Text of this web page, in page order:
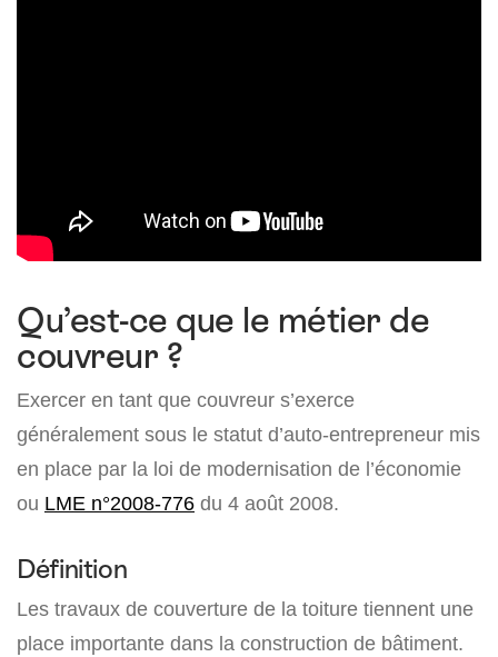
Qu’est-ce que le métier de
couvreur ?
Exercer en tant que couvreur s’exerce
généralement sous le statut d’auto-entrepreneur mis
en place par la loi de modernisation de l’économie
ou LME n°2008-776 du 4 août 2008.
Définition
Les travaux de couverture de la toiture tiennent une
place importante dans la construction de bâtiment.